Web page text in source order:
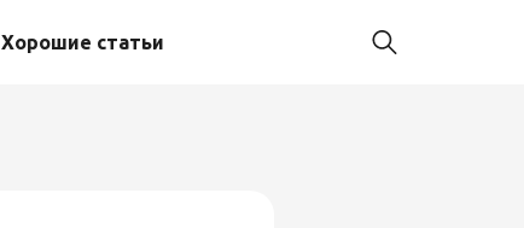
Хорошие статьи